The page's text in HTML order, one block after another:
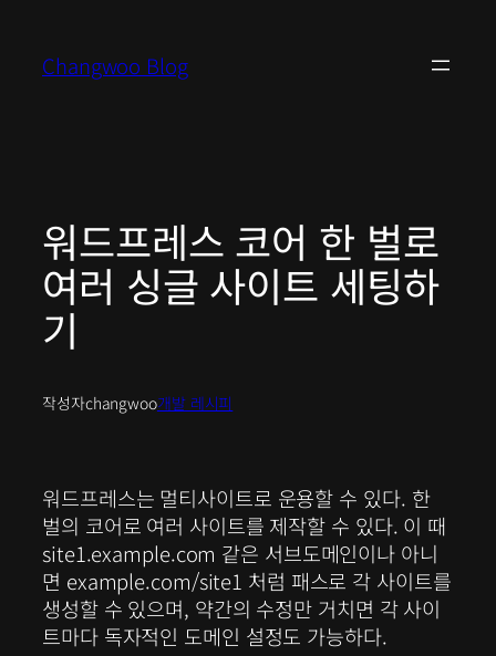
Changwoo Blog
워드프레스 코어 한 벌로
여러 싱글 사이트 세팅하
기
작성자changwoo개발 레시피
워드프레스는 멀티사이트로 운용할 수 있다. 한
벌의 코어로 여러 사이트를 제작할 수 있다. 이 때
site1.example.com 같은 서브도메인이나 아니
면 example.com/site1 처럼 패스로 각 사이트를
생성할 수 있으며, 약간의 수정만 거치면 각 사이
트마다 독자적인 도메인 설정도 가능하다.